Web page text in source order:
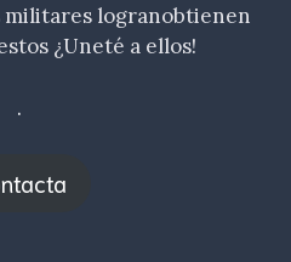
logranobtienen
¿Uneté a ellos!
.